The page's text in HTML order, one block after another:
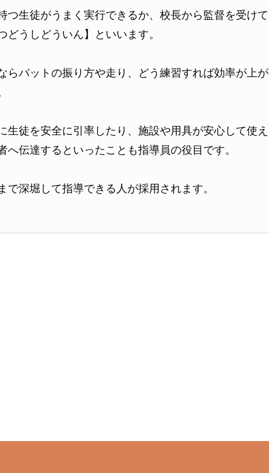
つ生徒がうまく実行できるか、校長から監督を受けて
どうしどういん】といいます。
らバットの振り方や走り、どう練習すれば効率が上が
生徒を安全に引率したり、施設や用具が安心して使え
伝達するといったことも指導員の役目です。
深堀して指導できる人が採用されます。